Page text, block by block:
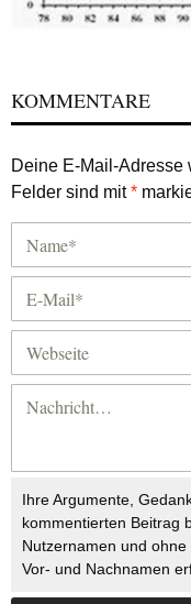
KOMMENTARE
Deine E-Mail-Adresse
Felder sind mit*
Ihre Argumente,
kommentierten Beitrag
Nutzernamen und
Vor- und Nachnamen